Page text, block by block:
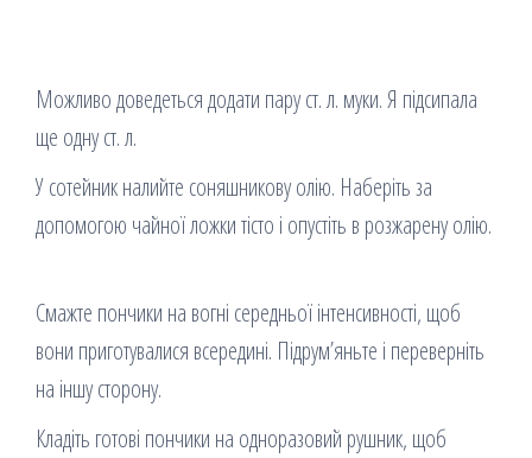
Можливо доведеться додати пару ст. л. муки. Я підсипала
ще одну ст. л.
У сотейник налийте соняшникову олію. Наберіть за
допомогою чайної ложки тісто і опустіть в розжарену олію.
Смажте пончики на вогні середньої інтенсивності, щоб
вони приготувалися всередині. Підрум’яньте і переверніть
на іншу сторону.
Кладіть готові пончики на одноразовий рушник, щоб